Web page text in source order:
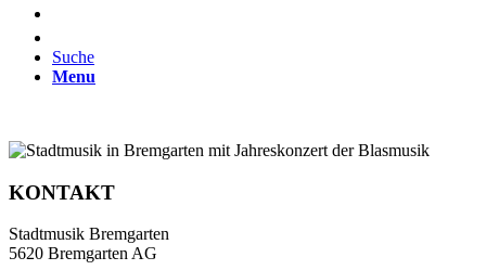
Suche
Menu
KONTAKT
Stadtmusik Bremgarten
5620 Bremgarten AG